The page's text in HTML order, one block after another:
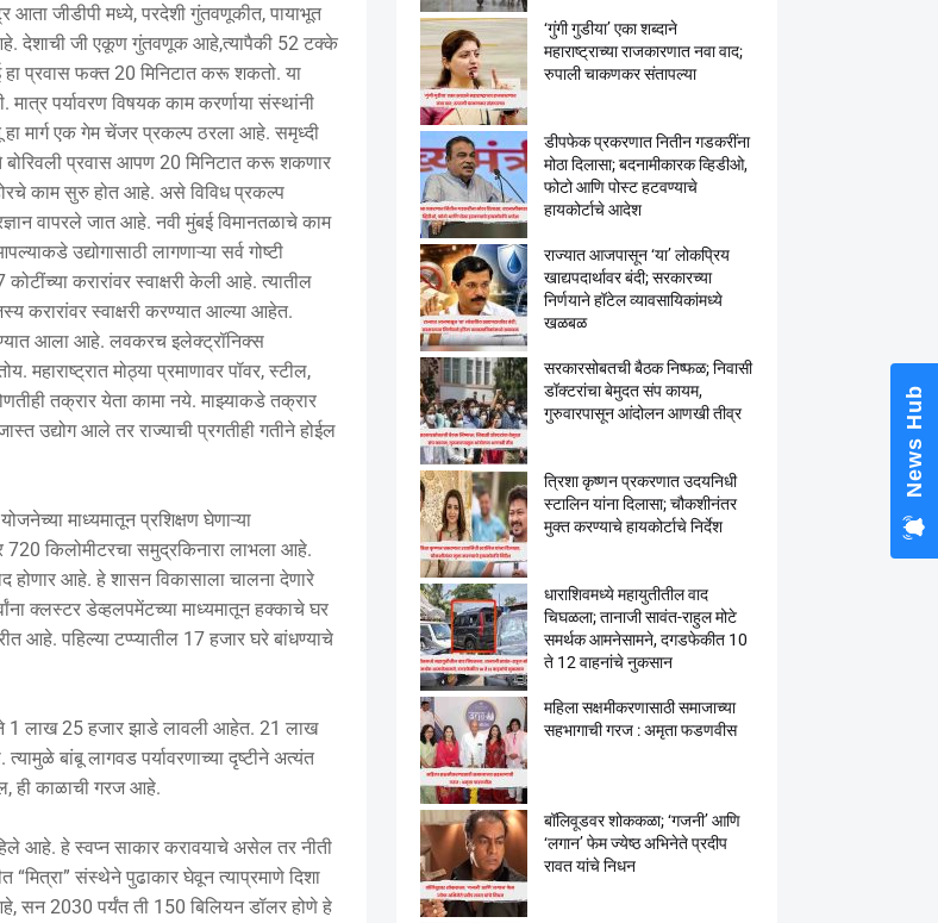
आता जीडीपी मध्ये, परदेशी गुंतवणूकीत, पायाभूत
आहे. देशाची जी एकूण गुंतवणूक आहे,त्यापैकी 52 टक्के
प्रवास फक्त 20 मिनिटात करू शकतो. या
पर्यावरण विषयक काम करर्णाया संस्थांनी
मार्ग एक गेम चेंजर प्रकल्प ठरला आहे. समृध्दी
बोरिवली प्रवास आपण 20 मिनिटात करू शकणार
काम सुरु होत आहे. असे विविध प्रकल्प
वापरले जात आहे. नवी मुंबई विमानतळाचे काम
उद्योगासाठी लागणाऱ्या सर्व गोष्टी
करारांवर स्वाक्षरी केली आहे. त्यातील
करारांवर स्वाक्षरी करण्यात आल्या आहेत.
आला आहे. लवकरच इलेक्ट्रॉनिक्स
महाराष्ट्रात मोठ्या प्रमाणावर पॉवर, स्टील,
तक्रार येता कामा नये. माझ्याकडे तक्रार
उद्योग आले तर राज्याची प्रगतीही गतीने होईल
माध्यमातून प्रशिक्षण घेणाऱ्या
720 किलोमीटरचा समुद्रकिनारा लाभला आहे.
होणार आहे. हे शासन विकासाला चालना देणारे
क्लस्टर डेव्हलपमेंटच्या माध्यमातून हक्काचे घर
पहिल्या टप्प्यातील 17 हजार घरे बांधण्याचे
1 लाख 25 हजार झाडे लावली आहेत. 21 लाख
बांबू लागवड पर्यावरणाच्या दृष्टीने अत्यंत
ही काळाची गरज आहे.
आहे. हे स्वप्न साकार करावयाचे असेल तर नीती
संस्थेने पुढाकार घेवून त्याप्रमाणे दिशा
सन 2030 पर्यंत ती 150 बिलियन डॉलर होणे हे
‘गुंगी गुडीया’ एका शब्दाने
महाराष्ट्राच्या राजकारणात नवा वाद;
रुपाली चाकणकर संतापल्या
डीपफेक प्रकरणात नितीन गडकरींना
मोठा दिलासा; बदनामीकारक व्हिडीओ,
फोटो आणि पोस्ट हटवण्याचे
हायकोर्टाचे आदेश
राज्यात आजपासून ‘या’ लोकप्रिय
खाद्यपदार्थावर बंदी; सरकारच्या
निर्णयाने हॉटेल व्यावसायिकांमध्ये
खळबळ
सरकारसोबतची बैठक निष्फळ; निवासी
डॉक्टरांचा बेमुदत संप कायम,
गुरुवारपासून आंदोलन आणखी तीव्र
त्रिशा कृष्णन प्रकरणात उदयनिधी
स्टालिन यांना दिलासा; चौकशीनंतर
मुक्त करण्याचे हायकोर्टाचे निर्देश
धाराशिवमध्ये महायुतीतील वाद
चिघळला; तानाजी सावंत-राहुल मोटे
समर्थक आमनेसामने, दगडफेकीत 10
ते 12 वाहनांचे नुकसान
महिला सक्षमीकरणासाठी समाजाच्या
सहभागाची गरज : अमृता फडणवीस
बॉलिवूडवर शोककळा; ‘गजनी’ आणि
‘लगान’ फेम ज्येष्ठ अभिनेते प्रदीप
रावत यांचे निधन